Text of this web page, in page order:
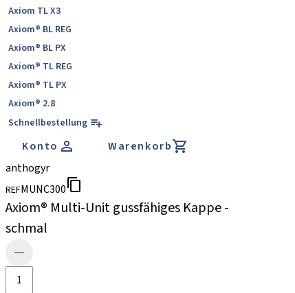
Axiom TL X3
Axiom® BL REG
Axiom® BL PX
Axiom® TL REG
Axiom® TL PX
Axiom® 2.8
Schnellbestellung
Konto
Warenkorb
anthogyr
REFMUNC300
Axiom® Multi-Unit gussfähiges Kappe -
schmal